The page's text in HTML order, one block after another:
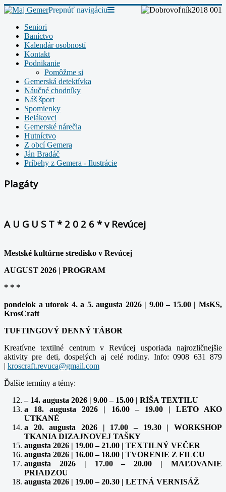
Prepnúť navigáciu
Seniori
Baníctvo
Kalendár osobností
Kontakt
Podnikanie
Pomôžme si
Gemerská detektívka
Náučné chodníky
Náš šport
Spomienky
Belákovci
Gemerské nárečia
Hutníctvo
Z obcí Gemera
Ján Bradáč
Príbehy z Gemera - Ilustrácie
Plagáty
A U G U S T * 2 0 2 6 * v Revúcej
Mestské kultúrne stredisko v Revúcej
AUGUST 2026 | PROGRAM
* * *
pondelok a utorok 4. a 5. augusta 2026 | 9.00 – 15.00 | MsKS,
KrosCraft
TUFTINGOVÝ DENNÝ TÁBOR
Kreatívne textilné centrum v Revúcej usporiada najrozličnejšie
aktivity pre deti, dospelých aj celé rodiny. Info: 0908 631 879
|
Ďalšie termíny a témy:
– 14. augusta 2026 | 9.00 – 15.00 | RÍŠA TEXTILU
a 18. augusta 2026 | 16.00 – 19.00 | LETO AKO
UTKANÉ
a 20. augusta 2026 | 17.00 – 19.30 | WORKSHOP
TKANIA DIZAJNOVEJ TAŠKY
augusta 2026 | 19.00 – 21.00 | TEXTILNÝ VEČER
augusta 2026 | 16.00 – 18.00 | TVORENIE Z FILCU
augusta 2026 | 17.00 – 20.00 | MAĽOVANIE
PRIADZOU
augusta 2026 | 19.00 – 20.30 | LETNÁ VERNISÁŽ